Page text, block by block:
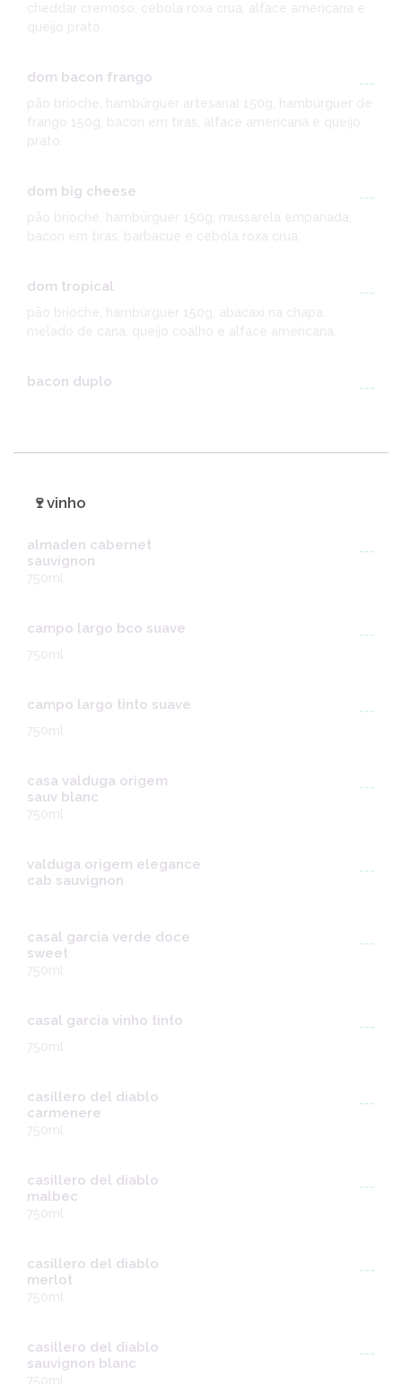
cheddar cremoso, cebola roxa crua, alface americana e
dom bacon frango
---
pão brioche, hambúrguer artesanal 150g, hambúrguer de
frango 150g, bacon em tiras, alface americana e queijo
dom big cheese
---
pão brioche, hambúrguer 150g, mussarela empanada,
bacon em tiras, barbacue e cebola roxa crua.
dom tropical
---
pão brioche, hambúrguer 150g, abacaxi na chapa,
melado de cana, queijo coalho e alface americana.
bacon duplo ---
🍷vinho
almaden cabernet
sauvignon
---
750ml
campo largo bco suave
---
750ml
campo largo tinto suave
---
750ml
casa valduga origem
sauv blanc
---
750ml
valduga origem elegance
cab sauvignon
---
casal garcia verde doce
sweet
---
750ml
casal garcia vinho tinto
---
750ml
casillero del diablo
carmenere
---
750ml
casillero del diablo
malbec
---
750ml
casillero del diablo
merlot
---
750ml
casillero del diablo
sauvignon blanc
---
750ml